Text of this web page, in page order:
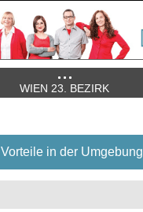
WIEN 23. BEZIRK
Vorteile in der Umgebung